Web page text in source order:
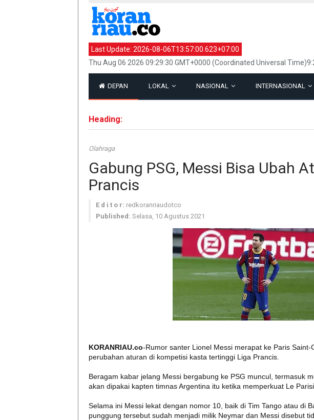
Last Update: 2026-08-06T13:57:00.623+07:00
Thu Aug 06 2026 09:29:30 GMT+0000 (Coordinated Universal
DEPAN LOKAL NASIONAL INTERNASIONAL
Heading:
Olahraga
Gabung PSG, Messi Bisa Ubah
Prancis
E d i t o r: redkoranriaudotco
Published: Selasa, 10 Agustus 2021
KORANRIAU.co-Rumor santer Lionel Messi merapat ke Paris
perubahan aturan di kompetisi kasta tertinggi Liga Prancis.
Beragam kabar jelang Messi bergabung ke PSG muncul, termasuk
akan dipakai kapten timnas Argentina itu ketika memperkuat Le
Selama ini Messi lekat dengan nomor 10, baik di Tim Tango atau di
punggung tersebut sudah menjadi milik Neymar dan Messi disebut